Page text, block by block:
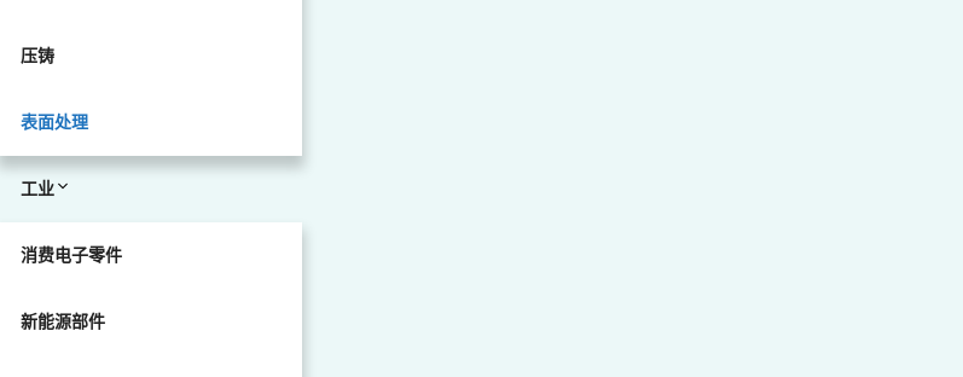
压铸
表面处理
工业
消费电子零件
新能源部件